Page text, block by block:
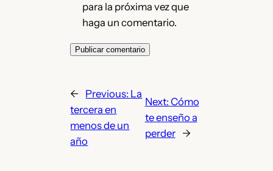
para la próxima vez que
haga un comentario.
← Previous: La
tercera en
menos de un
año
Next: Cómo
te enseño a
perder
→